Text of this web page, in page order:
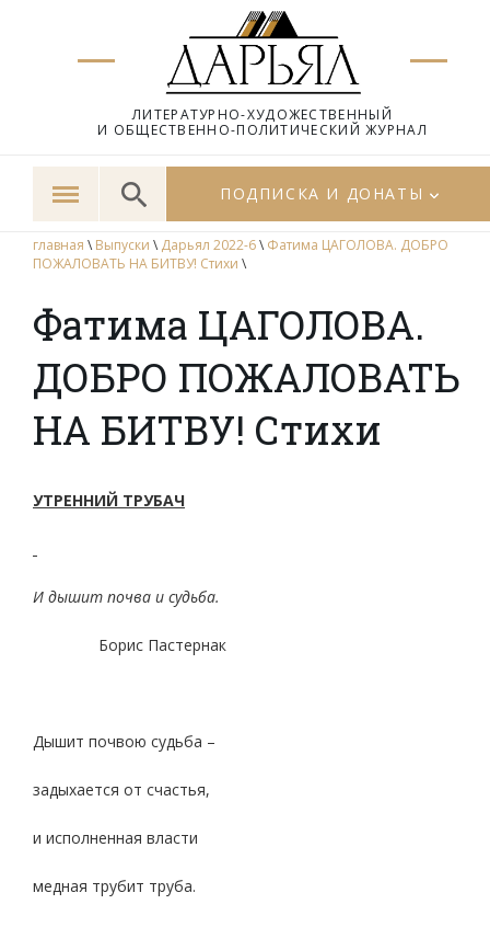
ЛИТЕРАТУРНО-ХУДОЖЕСТВЕННЫЙ
И ОБЩЕСТВЕННО-ПОЛИТИЧЕСКИЙ ЖУРНАЛ
ПОДПИСКА И ДОНАТЫ
главная \ Выпуски \ Дарьял 2022-6\ Фатима ЦАГОЛОВА. ДОБРО
ПОЖАЛОВАТЬ НА БИТВУ! Стихи \
Фатима ЦАГОЛОВА.
ДОБРО ПОЖАЛОВАТЬ
НА БИТВУ! Стихи
УТРЕННИЙ ТРУБАЧ
И дышит почва и судьба.
Борис Пастернак
Дышит почвою судьба –
задыхается от счастья,
и исполненная власти
медная трубит труба.